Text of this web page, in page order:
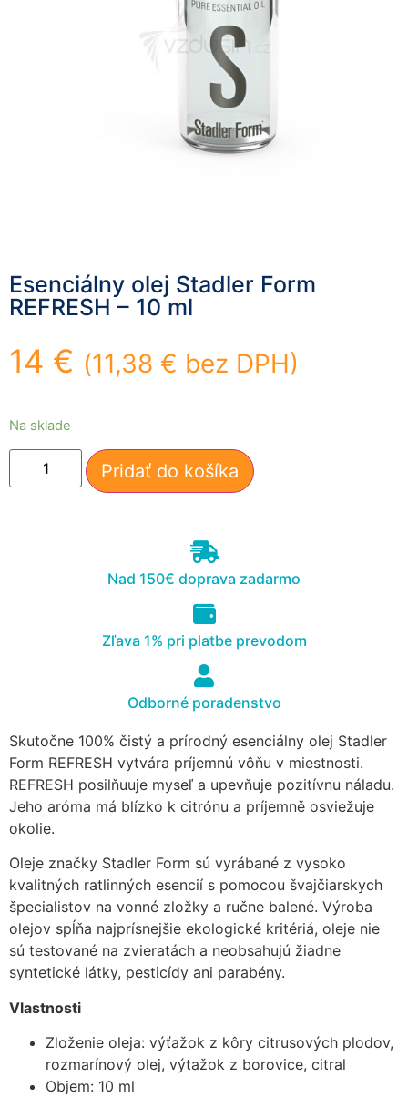
Esenciálny olej Stadler Form
REFRESH – 10 ml
14 € (11,38 € bez DPH)
Na sklade
Pridať do košíka
Nad 150€ doprava zadarmo
Zľava 1% pri platbe prevodom
Odborné poradenstvo
Skutočne 100% čistý a prírodný esenciálny olej Stadler
Form REFRESH vytvára príjemnú vôňu v miestnosti.
REFRESH posilňuuje myseľ a upevňuje pozitívnu náladu.
Jeho aróma má blízko k citrónu a príjemně osviežuje
okolie.
Oleje značky Stadler Form sú vyrábané z vysoko
kvalitných ratlinných esencií s pomocou švajčiarskych
špecialistov na vonné zložky a ručne balené. Výroba
olejov spĺňa najprísnejšie ekologické kritériá, oleje nie
sú testované na zvieratách a neobsahujú žiadne
syntetické látky, pesticídy ani parabény.
Vlastnosti
Zloženie oleja: výťažok z kôry citrusových plodov,
rozmarínový olej, výtažok z borovice, citral
Objem: 10 ml
Tieto súbory
cookie nie sú
voliteľné. Sú
potrebné pre
fungovanie
webovej
stránky.
a štruktúru
webovej
používania
Používateľská
spokojnosť
during your
functionality will
Marketing
Aby naša
stránka
počas vašej
návštevy
čo
Ak tieto
súbory
cookie
odmietnete,
niektoré
funkcie z
zmiznú.